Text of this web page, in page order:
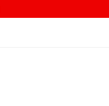
Nowości